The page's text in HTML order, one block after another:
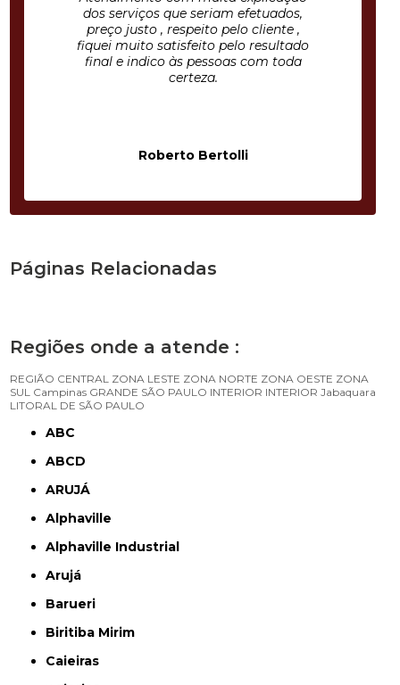
dos serviços que seriam efetuados,
preço justo , respeito pelo cliente ,
fiquei muito satisfeito pelo resultado
final e indico às pessoas com toda
certeza.
Roberto Bertolli
Páginas Relacionadas
Regiões onde a atende :
REGIÃO CENTRAL ZONA LESTE ZONA NORTE ZONA OESTE ZONA
SUL Campinas GRANDE SÃO PAULO INTERIOR INTERIOR Jabaquara
LITORAL DE SÃO PAULO
ABC
ABCD
ARUJÁ
Alphaville
Alphaville Industrial
Arujá
Barueri
Biritiba Mirim
Caieiras